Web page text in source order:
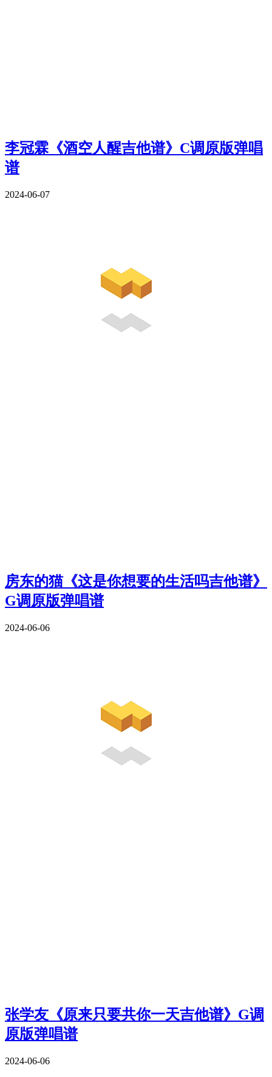
李冠霖《酒空人醒吉他谱》C调原版弹唱
谱
2024-06-07
房东的猫《这是你想要的生活吗吉他谱》
G调原版弹唱谱
2024-06-06
张学友《原来只要共你一天吉他谱》G调
原版弹唱谱
2024-06-06